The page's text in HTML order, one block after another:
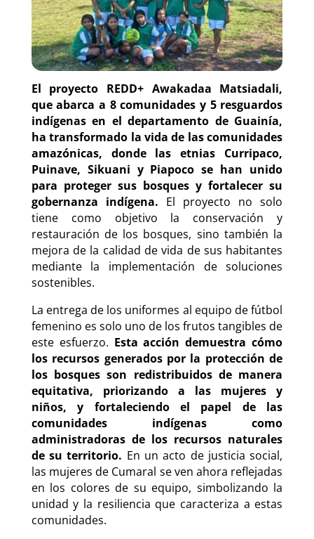
El proyecto REDD+ Awakadaa Matsiadali,
que abarca a 8 comunidades y 5 resguardos
indígenas en el departamento de Guainía,
ha transformado la vida de las comunidades
amazónicas, donde las etnias Curripaco,
Puinave, Sikuani y Piapoco se han unido
para proteger sus bosques y fortalecer su
gobernanza indígena. El proyecto no solo
tiene como objetivo la conservación y
restauración de los bosques, sino también la
mejora de la calidad de vida de sus habitantes
mediante la implementación de soluciones
sostenibles.
La entrega de los uniformes al equipo de fútbol
femenino es solo uno de los frutos tangibles de
este esfuerzo. Esta acción demuestra cómo
los recursos generados por la protección de
los bosques son redistribuidos de manera
equitativa, priorizando a las mujeres y
niños, y fortaleciendo el papel de las
comunidades indígenas como
administradoras de los recursos naturales
de su territorio. En un acto de justicia social,
las mujeres de Cumaral se ven ahora reflejadas
en los colores de su equipo, simbolizando la
unidad y la resiliencia que caracteriza a estas
comunidades.